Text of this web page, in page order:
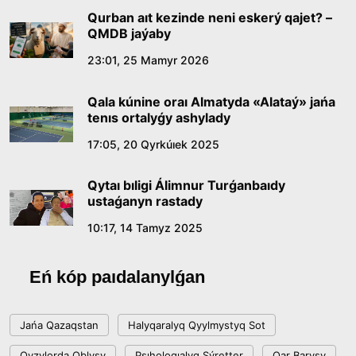
09:21, 21 Shilde 2026
Abaıdyń adam tárbıesi týraly kózqarastarynyń
18:59, 20 Shilde 2026
Jasandy ıntellekt: adamzattyń kómekshisi me,
18:16, 20 Shilde 2026
jetistikteri men damý baǵyty
Memleket basshysy Kóbeıtuz kóliniń jaı-kúıine
Qurban aıt kezinde neni eskerý qajet? –
QMDB jaýaby
23:01, 25 Mamyr 2026
Qala kúnine oraı Almatyda «Alataý» jańa
tenıs ortalyǵy ashylady
17:05, 20 Qyrkúıek 2025
Qytaı bıligi Álimnur Turǵanbaıdy
ustaǵanyn rastady
10:17, 14 Tamyz 2025
Eń kóp paıdalanylǵan
Jańa Qazaqstan Halyqaralyq Qyylmystyq Sot